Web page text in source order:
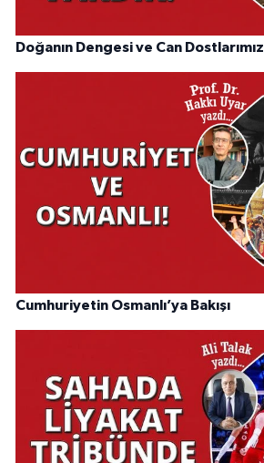
Doğanın Dengesi ve Can Dostlarımız
Cumhuriyetin Osmanlı’ya Bakışı